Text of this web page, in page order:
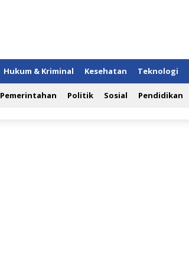
Hukum & Kriminal Kesehatan Teknologi
Pemerintahan Politik Sosial Pendidikan